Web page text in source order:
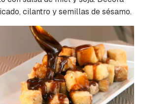
cilantro y semillas de sésamo.